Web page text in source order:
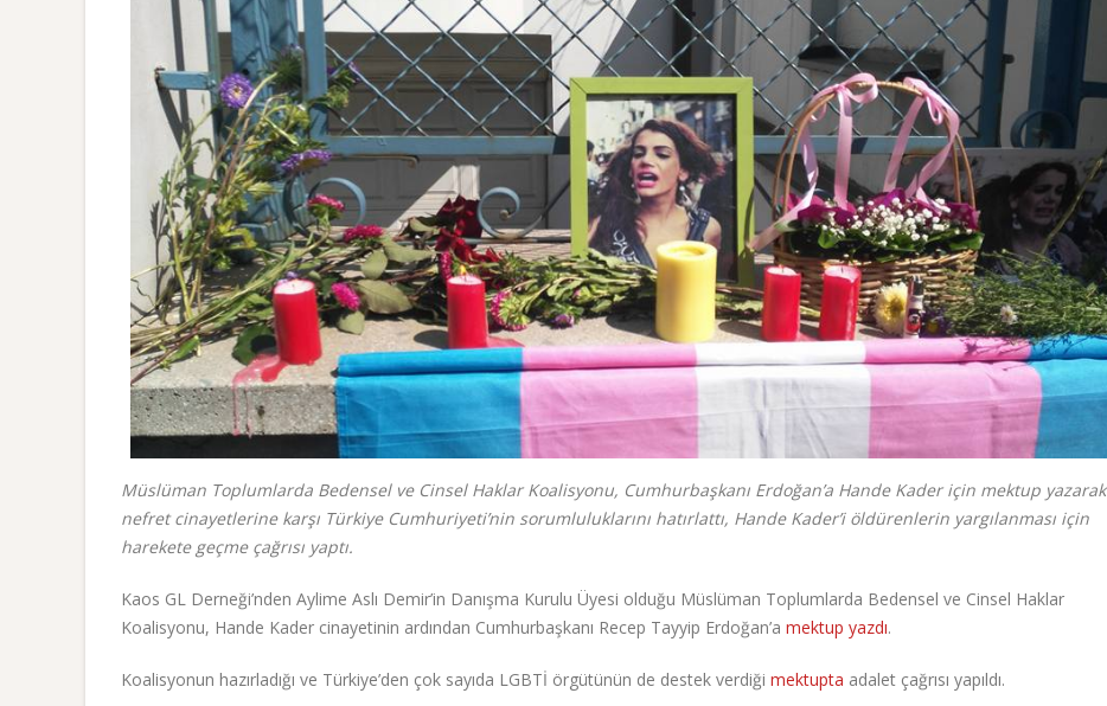
Müslüman Toplumlarda Bedensel ve Cinsel Haklar Koalisyonu, Cumhurbaşkanı Erdoğan’a Hande Kader için mektup yazarak
nefret cinayetlerine karşı Türkiye Cumhuriyeti’nin sorumluluklarını hatırlattı, Hande Kader’i öldürenlerin yargılanması için
harekete geçme çağrısı yaptı.
Kaos GL Derneği’nden Aylime Aslı Demir’in Danışma Kurulu Üyesi olduğu Müslüman Toplumlarda Bedensel ve Cinsel Haklar
Koalisyonu, Hande Kader cinayetinin ardından Cumhurbaşkanı Recep Tayyip Erdoğan’a mektup yazdı.
Koalisyonun hazırladığı ve Türkiye’den çok sayıda LGBTİ örgütünün de destek verdiği mektupta adalet çağrısı yapıldı.